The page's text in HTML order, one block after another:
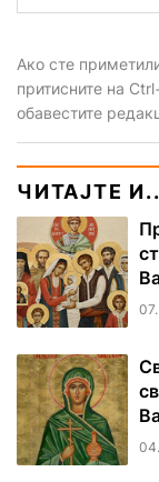
Ако сте
притисните на
обавестите
ЧИТАЈТЕ